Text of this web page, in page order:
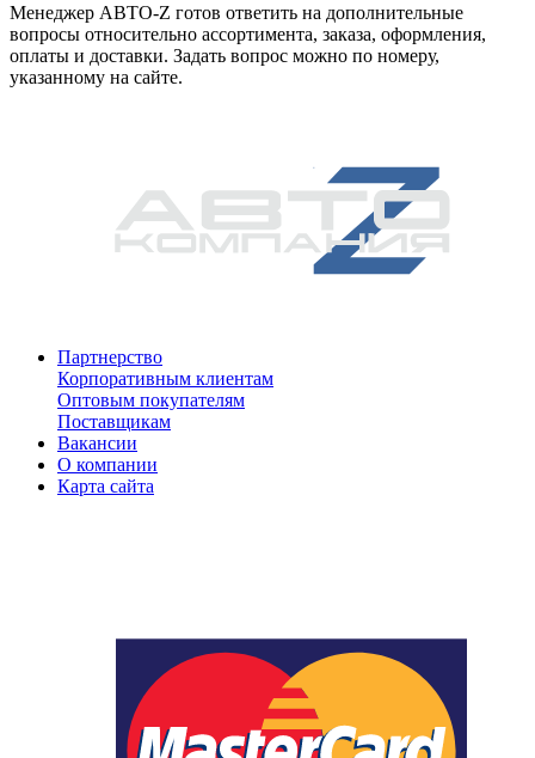
Менеджер АВТО-Z готов ответить на дополнительные
вопросы относительно ассортимента, заказа, оформления,
оплаты и доставки. Задать вопрос можно по номеру,
указанному на сайте.
Партнерство
Корпоративным клиентам
Оптовым покупателям
Поставщикам
Вакансии
О компании
Карта сайта